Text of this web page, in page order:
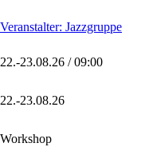
Veranstalter: Jazzgruppe
22.-23.08.26 / 09:00
22.-23.08.26
Workshop